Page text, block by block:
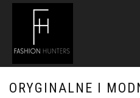
ORYGINALNE I